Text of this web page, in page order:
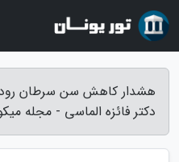
هشدار کاهش سن سرطان روده
دکتر فائزه الماسی - مجله